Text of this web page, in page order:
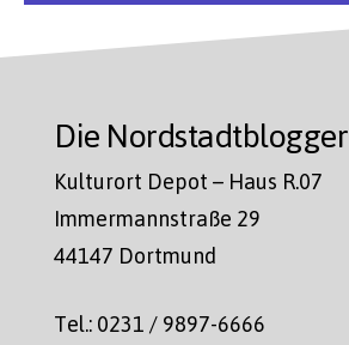
Die Nordstadtblogger
Kulturort Depot – Haus R.07
Immermannstraße 29
44147 Dortmund
Tel.: 0231 / 9897-6666